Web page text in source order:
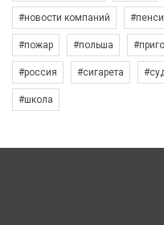
#новости компаний
#пожар #польша
#россия #сигарета
#школа